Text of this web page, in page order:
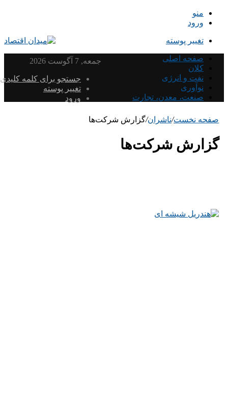
منو
ورود
تغییر پوسته
صفحه اصلی
کلان
نفت و انرژی
نوآوری
صنعت، معدن، تجارت
جمعه, 7 آگوست 2026
جستجو برای کلمه کلیدی
تغییر پوسته
ورود
صفحه نخست/ناشران/گزارش شرکت‌ها
گزارش شرکت‌ها